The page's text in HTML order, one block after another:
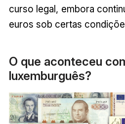
curso legal, embora
euros sob certas
O que aconteceu
luxemburguês?